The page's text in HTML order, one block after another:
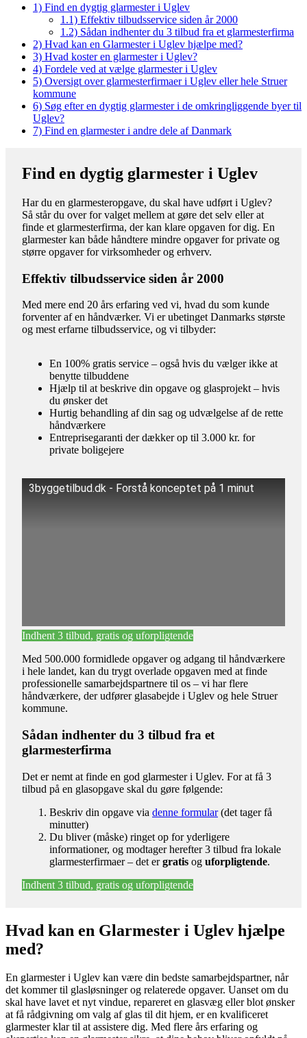
1) Find en dygtig glarmester i Uglev
1.1) Effektiv tilbudsservice siden år 2000
1.2) Sådan indhenter du 3 tilbud fra et glarmesterfirma
2) Hvad kan en Glarmester i Uglev hjælpe med?
3) Hvad koster en glarmester i Uglev?
4) Fordele ved at vælge glarmester i Uglev
5) Oversigt over glarmesterfirmaer i Uglev eller hele Struer
kommune
6) Søg efter en dygtig glarmester i de omkringliggende byer til
Uglev?
7) Find en glarmester i andre dele af Danmark
Find en dygtig glarmester i Uglev
Har du en glarmesteropgave, du skal have udført i Uglev?
Så står du over for valget mellem at gøre det selv eller at
finde et glarmesterfirma, der kan klare opgaven for dig. En
glarmester kan både håndtere mindre opgaver for private og
større opgaver for virksomheder og erhverv.
Effektiv tilbudsservice siden år 2000
Med mere end 20 års erfaring ved vi, hvad du som kunde
forventer af en håndværker. Vi er ubetinget Danmarks største
og mest erfarne tilbudsservice, og vi tilbyder:
En 100% gratis service – også hvis du vælger ikke at
benytte tilbuddene
Hjælp til at beskrive din opgave og glasprojekt – hvis
du ønsker det
Hurtig behandling af din sag og udvælgelse af de rette
håndværkere
Entreprisegaranti der dækker op til 3.000 kr. for
private boligejere
3byggetilbud.dk - Forstå konceptet på 1 minut
Indhent 3 tilbud, gratis og uforpligtende
Med 500.000 formidlede opgaver og adgang til håndværkere
i hele landet, kan du trygt overlade opgaven med at finde
professionelle samarbejdspartnere til os – vi har flere
håndværkere, der udfører glasabejde i Uglev og hele Struer
kommune.
Sådan indhenter du 3 tilbud fra et
glarmesterfirma
Det er nemt at finde en god glarmester i Uglev. For at få 3
tilbud på en glasopgave skal du gøre følgende:
Beskriv din opgave via denne formular(det tager få
minutter)
Du bliver (måske) ringet op for yderligere
informationer, og modtager herefter 3 tilbud fra lokale
glarmesterfirmaer – det ergratis og uforpligtende.
Indhent 3 tilbud, gratis og uforpligtende
Hvad kan en Glarmester i Uglev hjælpe
med?
En glarmester i Uglev kan være din bedste samarbejdspartner, når
det kommer til glasløsninger og relaterede opgaver. Uanset om du
skal have lavet et nyt vindue, repareret en glasvæg eller blot ønsker
at få rådgivning om valg af glas til dit hjem, er en kvalificeret
glarmester klar til at assistere dig. Med flere års erfaring og